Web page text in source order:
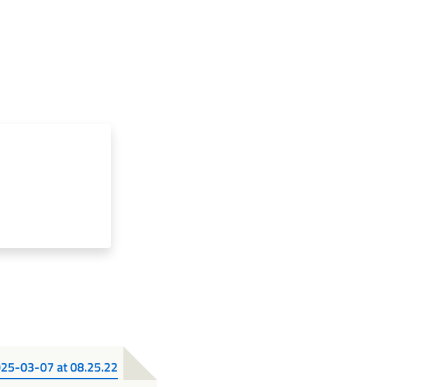
03-07 at 08.25.22